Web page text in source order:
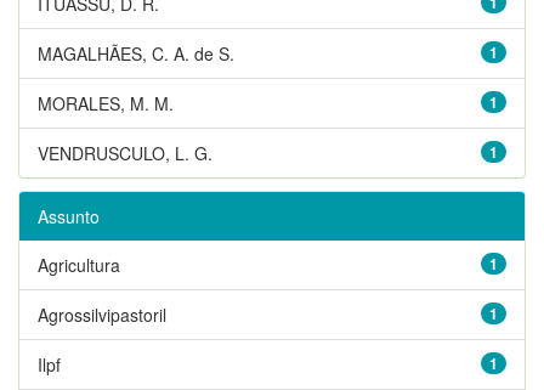
1
MAGALHÃES, C. A. de S.
1
MORALES, M. M.
1
VENDRUSCULO, L. G.
Assunto
1
Agricultura
1
Agrossilvipastoril
1
Ilpf